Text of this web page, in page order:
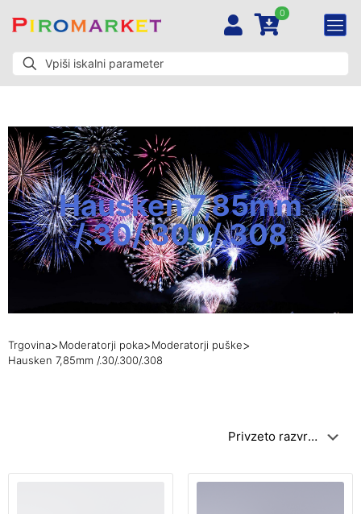
0
Hausken 7,85mm
/.30/.300/.308
Trgovina>Moderatorji poka>Moderatorji puške>
Hausken 7,85mm /.30/.300/.308